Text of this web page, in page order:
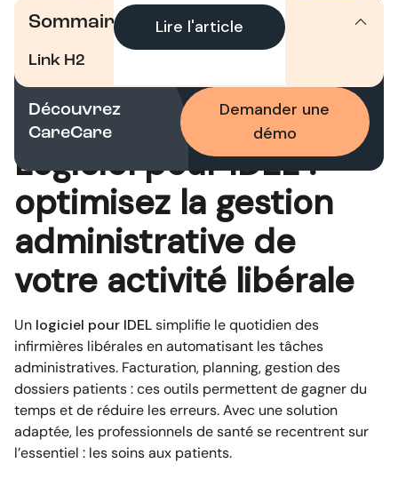
Sommaire
Link H2
Découvrez
CareCare
Demander une
démo
Logiciel pour IDEL :
optimisez la gestion
administrative de
votre activité libérale
Un logiciel pour IDELsimplifie le quotidien des
infirmières libérales en automatisant les tâches
administratives. Facturation, planning, gestion des
dossiers patients : ces outils permettent de gagner du
temps et de réduire les erreurs. Avec une solution
adaptée, les professionnels de santé se recentrent sur
l’essentiel : les soins aux patients.
Lire l'article
Fermer l'article